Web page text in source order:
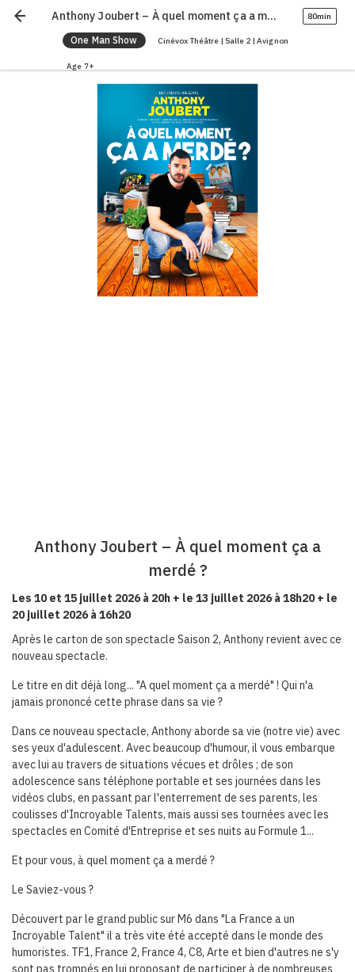
arrow_back Anthony Joubert – À quel moment ça a merdé ? 80min
One Man Show
Age 7+
Cinévox Théâtre | Salle 2 | Avignon
Anthony Joubert – À quel moment ça a
merdé ?
Les 10 et 15 juillet 2026 à 20h + le 13 juillet 2026 à 18h20 + le
20 juillet 2026 à 16h20
Après le carton de son spectacle Saison 2, Anthony revient avec ce
nouveau spectacle.
Le titre en dit déjà long... "A quel moment ça a merdé" ! Qui n'a
jamais prononcé cette phrase dans sa vie ?
Dans ce nouveau spectacle, Anthony aborde sa vie (notre vie) avec
ses yeux d'adulescent. Avec beaucoup d'humour, il vous embarque
avec lui au travers de situations vécues et drôles ; de son
adolescence sans téléphone portable et ses journées dans les
vidéos clubs, en passant par l'enterrement de ses parents, les
coulisses d'Incroyable Talents, mais aussi ses tournées avec les
spectacles en Comité d'Entreprise et ses nuits au Formule 1...
Et pour vous, à quel moment ça a merdé ?
Le Saviez-vous ?
Découvert par le grand public sur M6 dans "La France a un
Incroyable Talent" il a très vite été accepté dans le monde des
humoristes. TF1, France 2, France 4, C8, Arte et bien d'autres ne s'y
sont pas trompés en lui proposant de participer à de nombreuses